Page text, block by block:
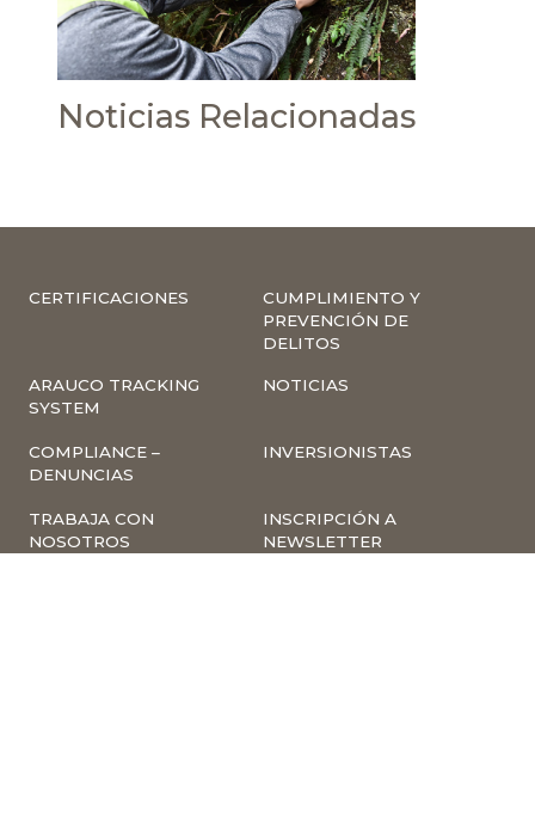
Noticias Relacionadas
CERTIFICACIONES
CUMPLIMIENTO Y
PREVENCIÓN DE
DELITOS
ARAUCO TRACKING
SYSTEM
NOTICIAS
COMPLIANCE –
DENUNCIAS
INVERSIONISTAS
TRABAJA CON
NOSOTROS
INSCRIPCIÓN A
NEWSLETTER